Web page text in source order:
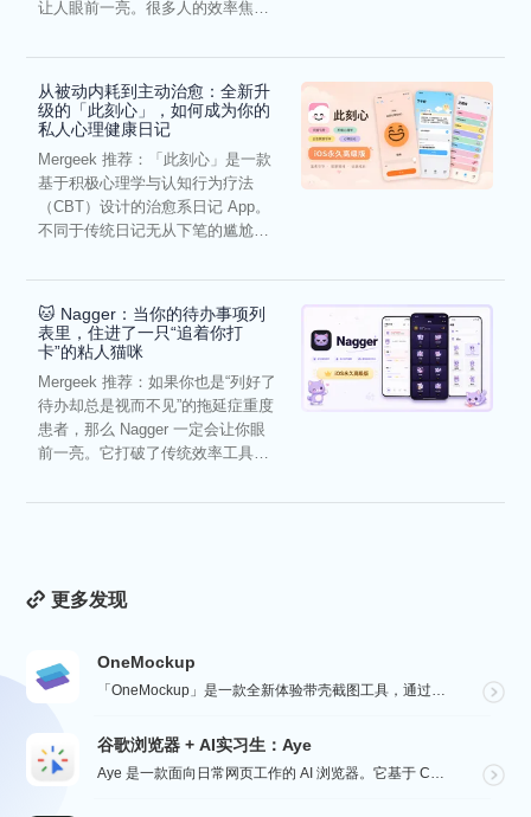
让人眼前一亮。很多人的效率焦
从被动内耗到主动治愈：全新升
级的「此刻心」，如何成为你的
私人心理健康日记
Mergeek 推荐：「此刻心」是一款
基于积极心理学与认知行为疗法
（CBT）设计的治愈系日记 App。
不同于传统日记无从下笔的尴尬，
🐱 Nagger：当你的待办事项列
表里，住进了一只“追着你打
卡”的粘人猫咪
Mergeek 推荐：如果你也是“列好了
待办却总是视而不见”的拖延症重度
患者，那么 Nagger 一定会让你眼
前一亮。它打破了传统效率工具冰
更多发现
OneMockup
「OneMockup」是一款全新体验带壳截图工具，通过导入个人照片和丰富的设备模型，用户可以轻松创建...
谷歌浏览器 + AI实习生：Aye
Aye 是一款面向日常网页工作的 AI 浏览器。它基于 Chromium 构建，保留接近谷歌浏览器的...